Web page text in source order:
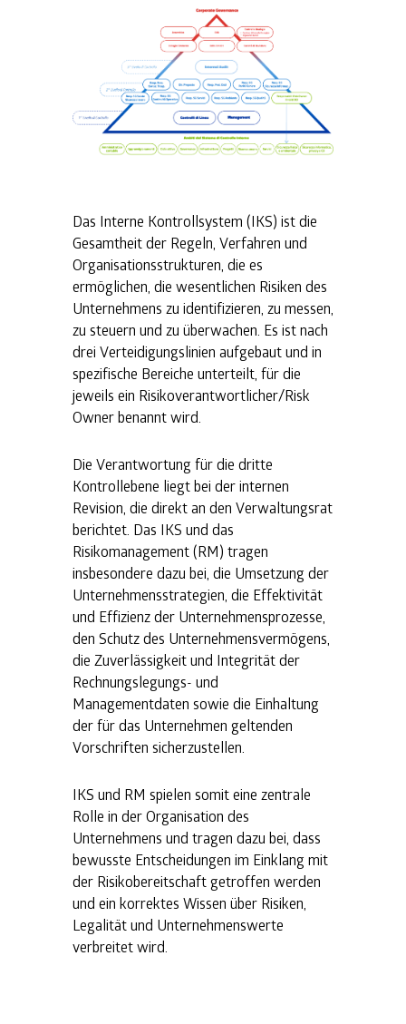
Das Interne Kontrollsystem (IKS) ist die
Gesamtheit der Regeln, Verfahren und
Organisationsstrukturen, die es
ermöglichen, die wesentlichen Risiken des
Unternehmens zu identifizieren, zu messen,
zu steuern und zu überwachen. Es ist nach
drei Verteidigungslinien aufgebaut und in
spezifische Bereiche unterteilt, für die
jeweils ein Risikoverantwortlicher/Risk
Owner benannt wird.
Die Verantwortung für die dritte
Kontrollebene liegt bei der internen
Revision, die direkt an den Verwaltungsrat
berichtet. Das IKS und das
Risikomanagement (RM) tragen
insbesondere dazu bei, die Umsetzung der
Unternehmensstrategien, die Effektivität
und Effizienz der Unternehmensprozesse,
den Schutz des Unternehmensvermögens,
die Zuverlässigkeit und Integrität der
Rechnungslegungs- und
Managementdaten sowie die Einhaltung
der für das Unternehmen geltenden
Vorschriften sicherzustellen.
IKS und RM spielen somit eine zentrale
Rolle in der Organisation des
Unternehmens und tragen dazu bei, dass
bewusste Entscheidungen im Einklang mit
der Risikobereitschaft getroffen werden
und ein korrektes Wissen über Risiken,
Legalität und Unternehmenswerte
verbreitet wird.